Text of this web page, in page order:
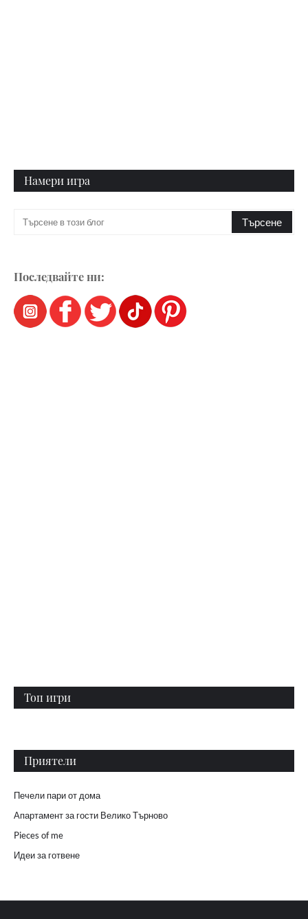
Намери игра
Последвайте ни:
Топ игри
Приятели
Печели пари от дома
Апартамент за гости Велико Търново
Pieces of me
Идеи за готвене